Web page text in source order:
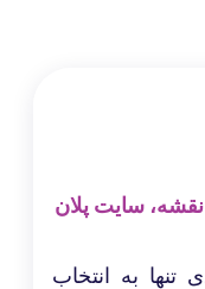
سایت پلان
تنها به انتخاب